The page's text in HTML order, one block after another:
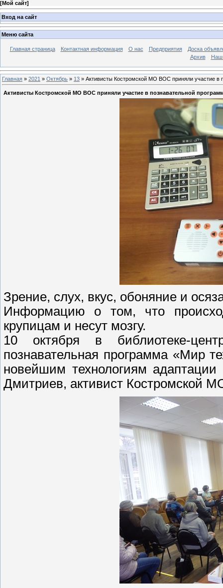
[Мой сайт]
Вход на сайт
Меню сайта
Главная страница Контактная информация О нас Предприятия
Доска
Архив
Главная » 2021 » Октябрь » 13 » Активисты Костромской МО ВОС приняли участие в
Активисты Костромской МО ВОС приняли участие в познавательной
Зрение, слух, вкус, обоняние и
Информацию о том, что
крупицам и несут мозгу.
10 октября в библиотеке-
познавательная программа «Мир
новейшим технологиям
Дмитриев, активист Костромской